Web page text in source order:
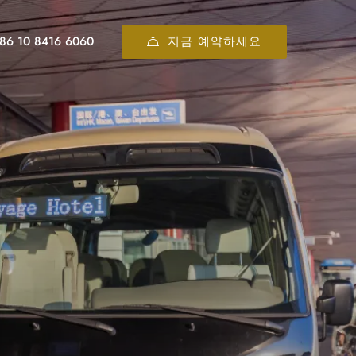
10 8416 6060 지금 예약하세요